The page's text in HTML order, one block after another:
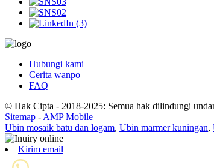
Hubungi kami
Cerita wanpo
FAQ
© Hak Cipta - 2018-2025: Semua hak dilindungi
Sitemap - AMP Mobile
Ubin mosaik batu dan logam, Ubin marmer kuningan,
Kirim email